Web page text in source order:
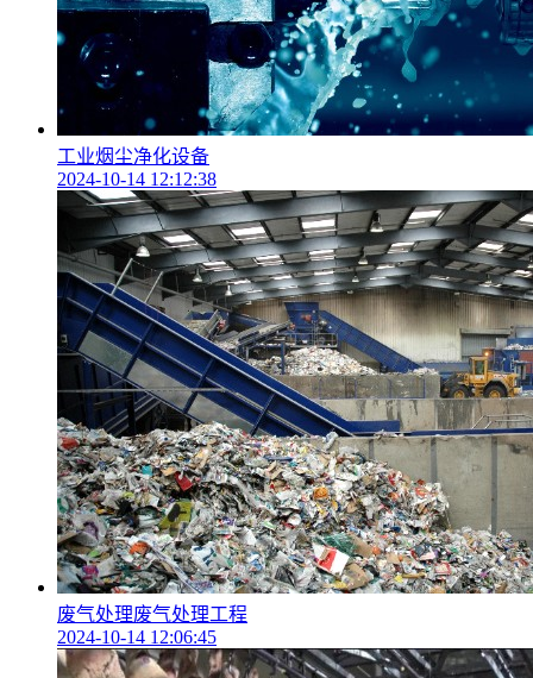
工业烟尘净化设备
2024-10-14 12:12:38
废气处理废气处理工程
2024-10-14 12:06:45